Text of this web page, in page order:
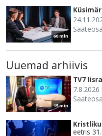
60 min
Uuemad arhiivis
15 min
TV7
7.8.2026
eetris